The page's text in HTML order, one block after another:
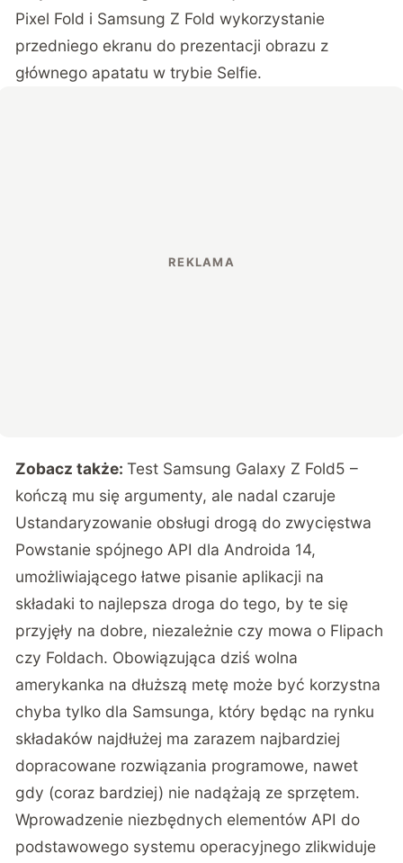
Pixel Fold i Samsung Z Fold wykorzystanie
przedniego ekranu do prezentacji obrazu z
głównego apatatu w trybie Selfie.
Zobacz także:Test Samsung Galaxy Z Fold5 –
kończą mu się argumenty, ale nadal czaruje
Ustandaryzowanie obsługi drogą do zwycięstwa
Powstanie spójnego API dla Androida 14,
umożliwiającego łatwe pisanie aplikacji na
składaki to najlepsza droga do tego, by te się
przyjęły na dobre, niezależnie czy mowa o Flipach
czy Foldach. Obowiązująca dziś wolna
amerykanka na dłuższą metę może być korzystna
chyba tylko dla Samsunga, który będąc na rynku
składaków najdłużej ma zarazem najbardziej
dopracowane rozwiązania programowe, nawet
gdy (coraz bardziej) nie nadążają ze sprzętem.
Wprowadzenie niezbędnych elementów API do
podstawowego systemu operacyjnego zlikwiduje